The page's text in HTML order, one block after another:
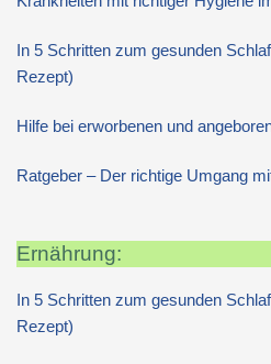
In 5 Schritten zum gesunden
Rezept)
Hilfe bei erworbenen und
Ratgeber – Der richtige Umgang
Ernährung:
In 5 Schritten zum gesunden
Rezept)